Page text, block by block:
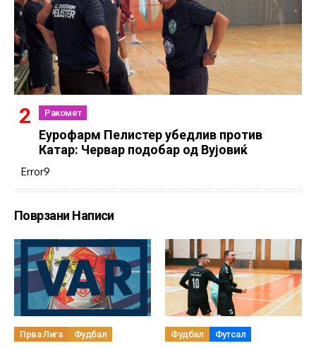
Ракомет
Еурофарм Пелистер убедлив против
Катар: Червар подобар од Вујовиќ
Error9
Поврзани Написи
Прва Лига Фудбал Фудбал Футсал